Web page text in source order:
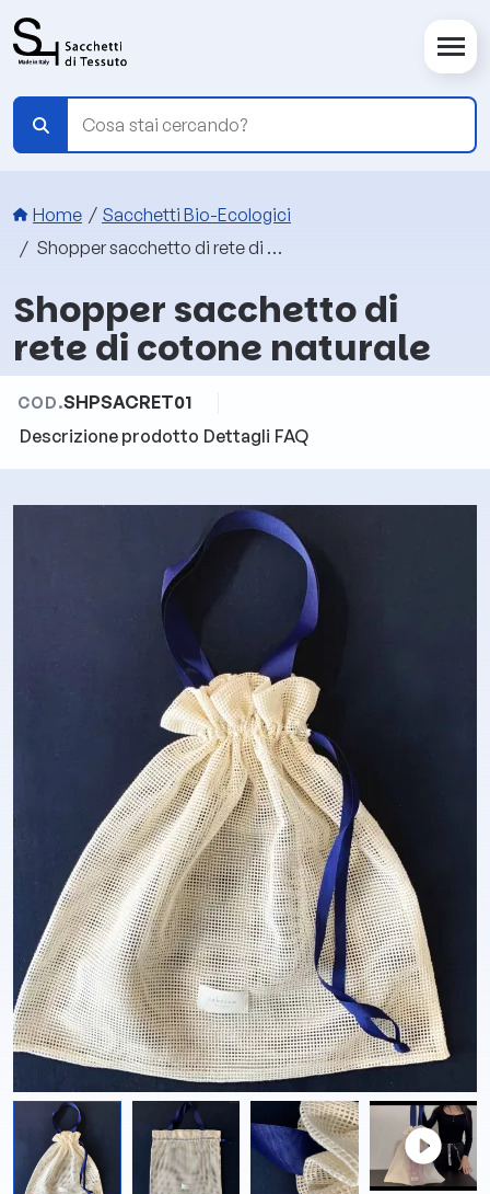
Briciole di pane
Home
Sacchetti Bio-Ecologici
Shopper sacchetto di rete di cotone naturale
Shopper sacchetto di
rete di cotone naturale
COD.SHPSACRET01
Descrizione prodotto Dettagli FAQ